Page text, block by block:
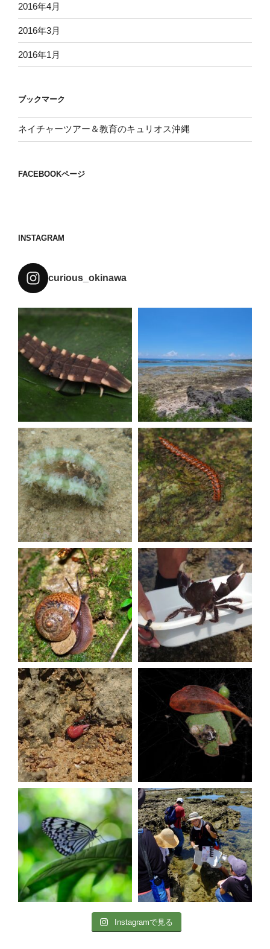
2016年4月
2016年3月
2016年1月
ブックマーク
ネイチャーツアー＆教育のキュリオス沖縄
FACEBOOKページ
INSTAGRAM
curious_okinawa
Instagramで見る